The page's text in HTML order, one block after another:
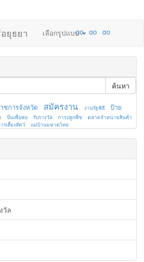
ยุธยา เลือกรูปแบบ
ค้นหา
ชการจังหวัด สมัครงาน งานรัฐพิธี
ป้าย
ปั่นเพื่อพ่อ รับรางวัล การปลูกพืช
ตลาดจำหน่ายสินค้า
รเลี้ยงสัตว์
แม่บ้านมหาดไทย
วัล